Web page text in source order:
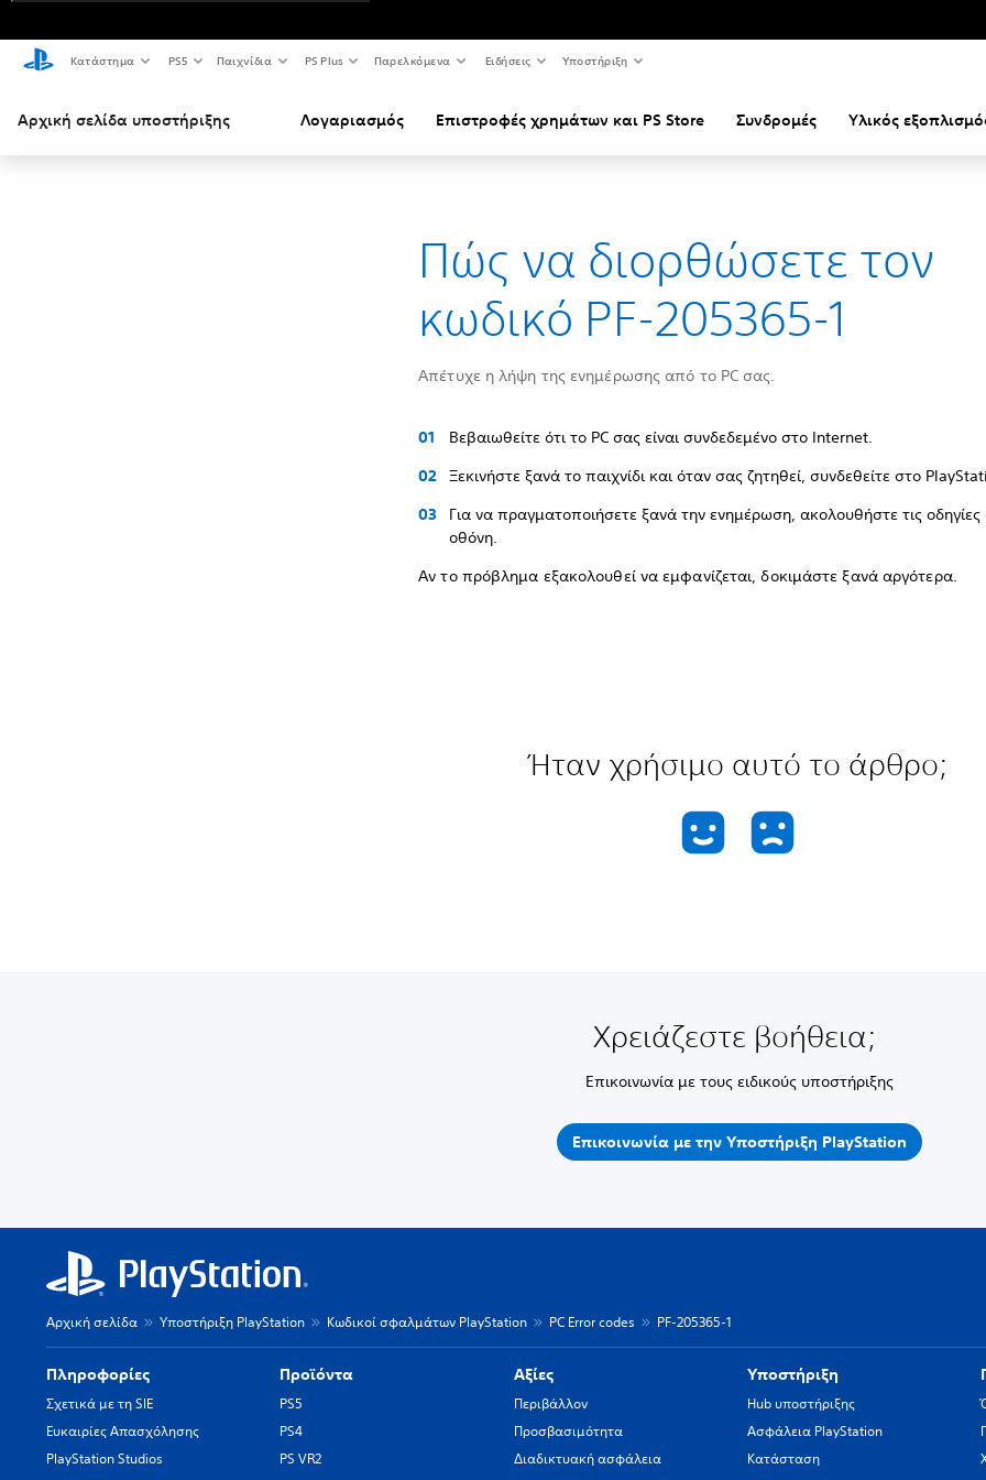
Κατάστημα PS5 Παιχνίδια PS Plus Παρελκόμενα Ειδήσεις Υποστήριξη
Αρχική σελίδα υποστήριξης Λογαριασμός Επιστροφές χρημάτων και PS Store Συνδρομές Υλικός
Πώς να διορθώσετε τον
κωδικό PF-205365-1
Απέτυχε η λήψη της ενημέρωσης από το PC σας.
Βεβαιωθείτε ότι το PC σας είναι συνδεδεμένο στο Internet.
Ξεκινήστε ξανά το παιχνίδι και όταν σας ζητηθεί, συνδεθείτε στο
Για να πραγματοποιήσετε ξανά την ενημέρωση, ακολουθήστε τις οδηγίες
οθόνη.
Αν το πρόβλημα εξακολουθεί να εμφανίζεται, δοκιμάστε ξανά αργότερα.
Ήταν χρήσιμο αυτό το άρθρο;
Χρειάζεστε βοήθεια;
Επικοινωνία με τους ειδικούς υποστήριξης
Επικοινωνία με την Υποστήριξη PlayStation
Αρχική σελίδα Υποστήριξη PlayStation Κωδικοί σφαλμάτων PlayStation PC Error codes PF-205365-1
Πληροφορίες
Σχετικά με τη SIE
Ευκαιρίες Απασχόλησης
PlayStation Studios
Προϊόντα
PS5
PS4
PS VR2
Αξίες
Περιβάλλον
Προσβασιμότητα
Διαδικτυακή ασφάλεια
Υποστήριξη
Hub υποστήριξης
Ασφάλεια PlayStation
Κατάσταση